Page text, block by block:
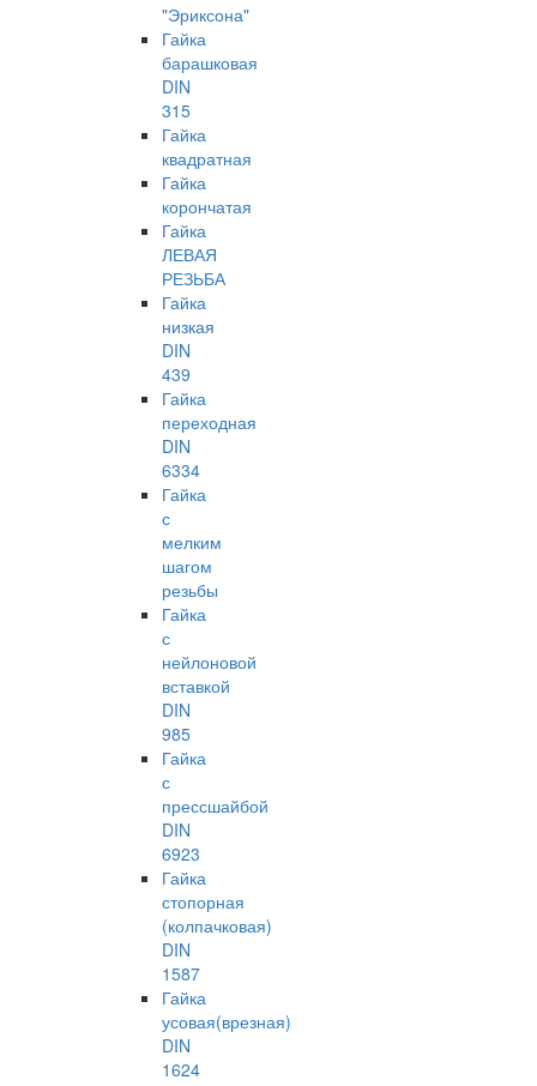
"Эриксона"
Гайка
барашковая
DIN
315
Гайка
квадратная
Гайка
корончатая
Гайка
ЛЕВАЯ
РЕЗЬБА
Гайка
низкая
DIN
439
Гайка
переходная
DIN
6334
Гайка
с
мелким
шагом
резьбы
Гайка
с
нейлоновой
вставкой
DIN
985
Гайка
с
прессшайбой
DIN
6923
Гайка
стопорная
(колпачковая)
DIN
1587
Гайка
усовая(врезная)
DIN
1624